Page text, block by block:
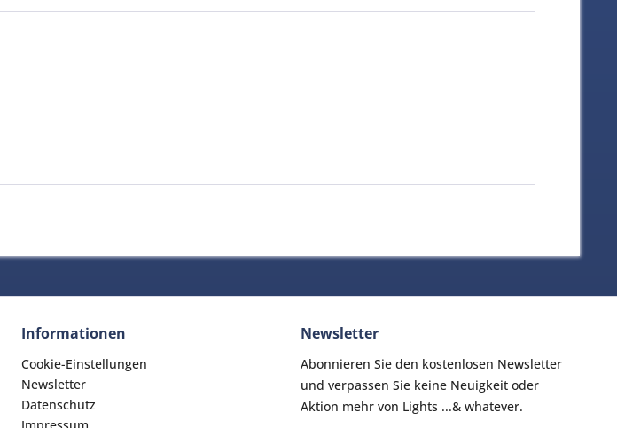
Informationen
Cookie-Einstellungen
Newsletter
Datenschutz
Newsletter
Abonnieren Sie den kostenlosen Newsletter
und verpassen Sie keine Neuigkeit oder
Aktion mehr von Lights ...& whatever.